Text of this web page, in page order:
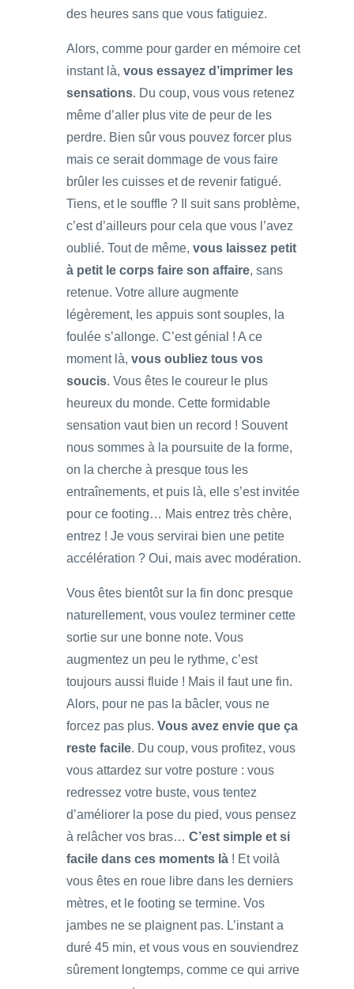
des heures sans que vous fatiguiez.
Alors, comme pour garder en mémoire cet
instant là, vous essayez d’imprimer les
sensations. Du coup, vous vous retenez
même d’aller plus vite de peur de les
perdre. Bien sûr vous pouvez forcer plus
mais ce serait dommage de vous faire
brûler les cuisses et de revenir fatigué.
Tiens, et le souffle ? Il suit sans problème,
c’est d’ailleurs pour cela que vous l’avez
oublié. Tout de même, vous laissez petit
à petit le corps faire son affaire, sans
retenue. Votre allure augmente
légèrement, les appuis sont souples, la
foulée s’allonge. C’est génial ! A ce
moment là, vous oubliez tous vos
soucis. Vous êtes le coureur le plus
heureux du monde. Cette formidable
sensation vaut bien un record ! Souvent
nous sommes à la poursuite de la forme,
on la cherche à presque tous les
entraînements, et puis là, elle s’est invitée
pour ce footing… Mais entrez très chère,
entrez ! Je vous servirai bien une petite
accélération ? Oui, mais avec modération.
Vous êtes bientôt sur la fin donc presque
naturellement, vous voulez terminer cette
sortie sur une bonne note. Vous
augmentez un peu le rythme, c’est
toujours aussi fluide ! Mais il faut une fin.
Alors, pour ne pas la bâcler, vous ne
forcez pas plus. Vous avez envie que ça
reste facile. Du coup, vous profitez, vous
vous attardez sur votre posture : vous
redressez votre buste, vous tentez
d’améliorer la pose du pied, vous pensez
à relâcher vos bras… C’est simple et si
facile dans ces moments là ! Et voilà
vous êtes en roue libre dans les derniers
mètres, et le footing se termine. Vos
jambes ne se plaignent pas. L’instant a
duré 45 min, et vous vous en souviendrez
sûrement longtemps, comme ce qui arrive